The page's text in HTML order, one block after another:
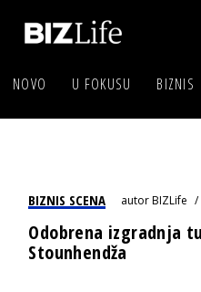
NOVO U FOKUSU BIZNIS
BIZNIS SCENA autorBIZLife
Odobrena izgradnja
Stounhendža